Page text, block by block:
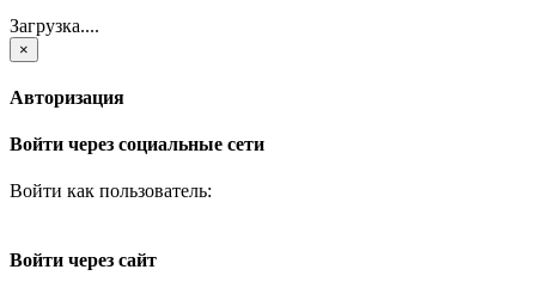
Загрузка....
×
Авторизация
Войти через социальные сети
Войти как пользователь:
Войти через сайт